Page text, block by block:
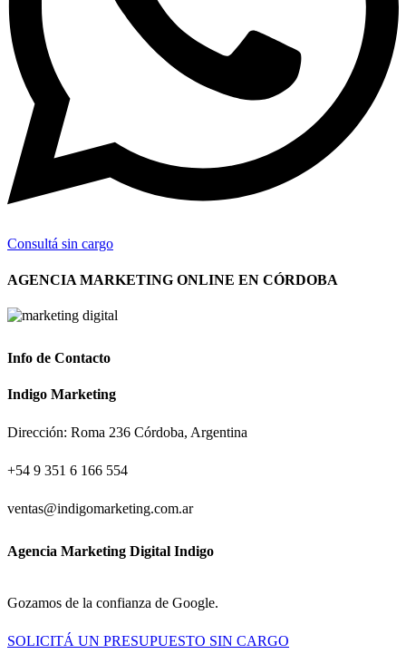
Consultá sin cargo
AGENCIA MARKETING ONLINE EN CÓRDOBA
Info de Contacto
Indigo Marketing
Dirección: Roma 236 Córdoba, Argentina
+54 9 351 6 166 554
ventas@indigomarketing.com.ar
Agencia Marketing Digital Indigo
Gozamos de la confianza de Google.
SOLICITÁ UN PRESUPUESTO SIN CARGO